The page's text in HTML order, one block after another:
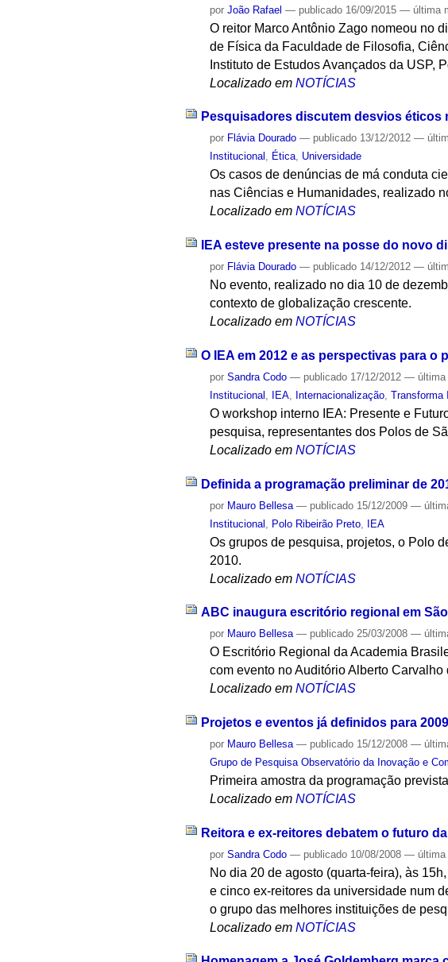
porJoão Rafael — publicado 16/09/2015— última
O reitor Marco Antônio Zago nomeou no
de Física da Faculdade de Filosofia,
Instituto de Estudos Avançados da USP,
Localizado em NOTÍCIAS
Pesquisadores discutem desvios éticos
por Flávia Dourado — publicado 13/12/2012—
Institucional , Ética, Universidade
Os casos de denúncias de má conduta
nas Ciências e Humanidades, realizado
Localizado em NOTÍCIAS
IEA esteve presente na posse do novo
por Flávia Dourado — publicado 14/12/2012—
No evento, realizado no dia 10 de
contexto de globalização crescente.
Localizado em NOTÍCIAS
O IEA em 2012 e as perspectivas para o
porSandra Codo — publicado 17/12/2012—
Institucional
IEA Internacionalização ,Transforma
O workshop interno IEA: Presente e
pesquisa, representantes dos Polos de
Localizado em NOTÍCIAS
Definida a programação preliminar de
por Mauro Bellesa — publicado 15/12/2009—
Institucional
Polo Ribeirão Preto IEA
Os grupos de pesquisa, projetos, o Polo
2010.
Localizado em NOTÍCIAS
ABC inaugura escritório regional em
por Mauro Bellesa — publicado 25/03/2008—
O Escritório Regional da Academia
com evento no Auditório Alberto Carvalho
Localizado em NOTÍCIAS
Projetos e eventos já definidos para 2009
por Mauro Bellesa — publicado 15/12/2008—
Grupo de Pesquisa Observatório da Inovação e
Primeira amostra da programação
Localizado em NOTÍCIAS
Reitora e ex-reitores debatem o futuro
porSandra Codo — publicado 10/08/2008—
No dia 20 de agosto (quarta-feira), às
e cinco ex-reitores da universidade num
o grupo das melhores instituições de
Localizado em NOTÍCIAS